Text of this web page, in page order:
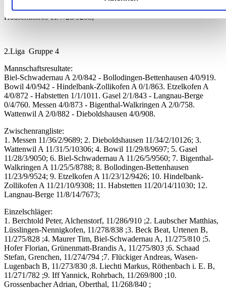
Abschnitt Einzelheitenfest.
personalisieren, Funktionen für soziale Medien anbieten zu
Außerdem geben wir Informationen zu Ihrer Verwendung
unserer Website an unsere Partner für soziale Medien,
Werbung und Analysen weiter. Unsere Partner führen diese
Informationen möglicherweise mit weiteren Daten
Ihrer Nutzung der Dienste gesammelt haben.
11/11/27/8984; 11. Rüdtligen-Alchenflüh B 11/8/34/8700; 12.
Häusernmoos 11/7/23/9288;
2.Liga Gruppe 4
Mannschaftsresultate:
Biel-Schwadernau A 2/0/842 - Bollodingen-Bettenhausen 4/0/919.
Bowil 4/0/942 - Hindelbank-Zollikofen A 0/1/863. Etzelkofen A
4/0/872 - Habstetten 1/1/1011. Gasel 2/1/843 - Langnau-Berge
0/4/760. Messen 4/0/873 - Bigenthal-Walkringen A 2/0/758.
Wattenwil A 2/0/882 - Dieboldshausen 4/0/908.
Zwischenrangliste:
1. Messen 11/36/2/9689; 2. Dieboldshausen 11/34/2/10126; 3.
Wattenwil A 11/31/5/10306; 4. Bowil 11/29/8/9697; 5. Gasel
11/28/3/9050; 6. Biel-Schwadernau A 11/26/5/9560; 7. Bigenthal-
Walkringen A 11/25/5/8788; 8. Bollodingen-Bettenhausen
11/23/9/9524; 9. Etzelkofen A 11/23/12/9426; 10. Hindelbank-
Zollikofen A 11/21/10/9308; 11. Habstetten 11/20/14/11030; 12.
Langnau-Berge 11/8/14/7673;
Einzelschläger:
1. Berchtold Peter, Alchenstorf, 11/286/910 ;2. Laubscher Matthias,
Lüsslingen-Nennigkofen, 11/278/838 ;3. Beck Beat, Urtenen B,
11/275/828 ;4. Maurer Tim, Biel-Schwadernau A, 11/275/810 ;5.
Hofer Florian, Grünenmatt-Brandis A, 11/275/803 ;6. Schaad
Stefan, Grenchen, 11/274/794 ;7. Flückiger Andreas, Wasen-
Lugenbach B, 11/273/830 ;8. Liechti Markus, Röthenbach i. E. B,
11/271/782 ;9. Iff Yannick, Rohrbach, 11/269/800 ;10.
Grossenbacher Adrian, Oberthal, 11/268/840 ;